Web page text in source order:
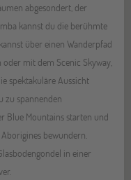
abgesondert, der
kannst du die berühmte
über einen Wanderpfad
mit dem Scenic Skyway,
spektakuläre Aussicht
zu spannenden
Blue Mountains starten und
Aborigines bewundern.
in einer